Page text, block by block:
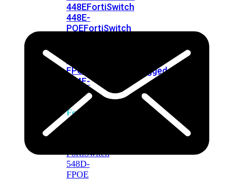
448EFortiSwitch
448E-
POEFortiSwitch
FPOE
FortiSwitchRugged
424F-
FortiSwitch
500
FortiSwitch
548D-
FPOE